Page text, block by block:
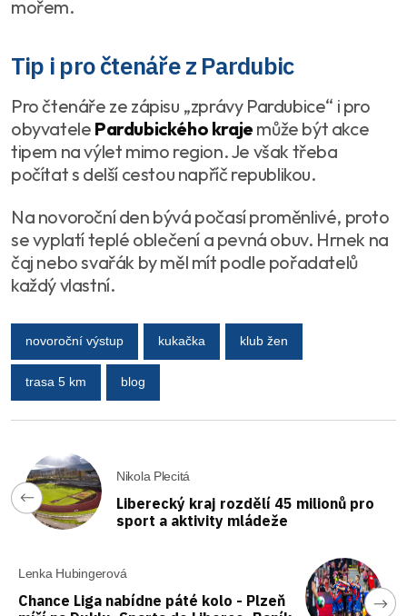
mořem.
Tip i pro čtenáře z Pardubic
Pro čtenáře ze zápisu „zprávy Pardubice“ i pro
obyvatele Pardubického kraje může být akce
tipem na výlet mimo region. Je však třeba
počítat s delší cestou napříč republikou.
Na novoroční den bývá počasí proměnlivé, proto
se vyplatí teplé oblečení a pevná obuv. Hrnek na
čaj nebo svařák by měl mít podle pořadatelů
každý vlastní.
novoroční výstup kukačka klub žen
trasa 5 km blog
Nikola Plecitá
Liberecký kraj rozdělí 45 milionů pro
sport a aktivity mládeže
Lenka Hubingerová
Chance Liga nabídne páté kolo - Plzeň